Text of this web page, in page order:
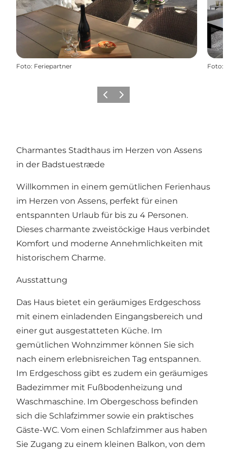
Foto: Feriepartner Foto:
ZurückWeiter
Charmantes Stadthaus im Herzen von Assens
in der Badstuestræde
Willkommen in einem gemütlichen Ferienhaus
im Herzen von Assens, perfekt für einen
entspannten Urlaub für bis zu 4 Personen.
Dieses charmante zweistöckige Haus verbindet
Komfort und moderne Annehmlichkeiten mit
historischem Charme.
Ausstattung
Das Haus bietet ein geräumiges Erdgeschoss
mit einem einladenden Eingangsbereich und
einer gut ausgestatteten Küche. Im
gemütlichen Wohnzimmer können Sie sich
nach einem erlebnisreichen Tag entspannen.
Im Erdgeschoss gibt es zudem ein geräumiges
Badezimmer mit Fußbodenheizung und
Waschmaschine. Im Obergeschoss befinden
sich die Schlafzimmer sowie ein praktisches
Gäste-WC. Vom einen Schlafzimmer aus haben
Sie Zugang zu einem kleinen Balkon, von dem